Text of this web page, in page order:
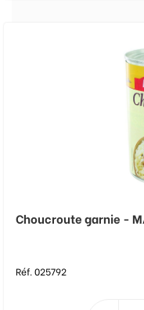
Choucroute garnie -
Réf. 025792